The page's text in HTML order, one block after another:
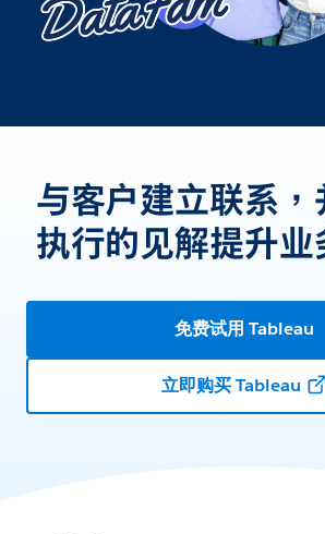
与客户建立联系，
执行的见解提升业
免费试用 Tableau
立即购买 Tableau